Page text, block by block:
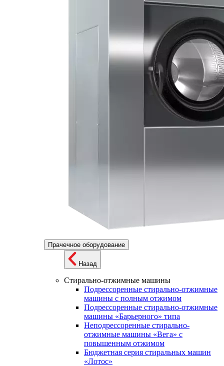
Прачечное оборудование
Назад
Стирально-отжимные машины
Подрессоренные стирально-отжимные
машины с полным отжимом
Подрессоренные стирально-отжимные
машины «Барьерного» типа
Неподрессоренные стирально-
отжимные машины «Вега» с
повышенным отжимом
Бюджетная серия стиральных машин
«Лотос»